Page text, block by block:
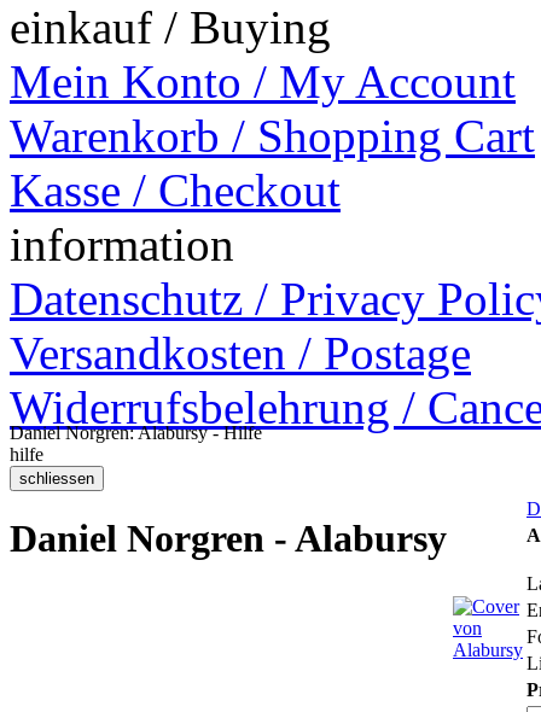
einkauf / Buying
Mein Konto / My Account
Warenkorb / Shopping Cart
Kasse / Checkout
information
Datenschutz / Privacy
Versandkosten / Postage
Widerrufsbelehrung /
Daniel Norgren: Alabursy - Hilfe
hilfe
Daniel Norgren - Alabursy